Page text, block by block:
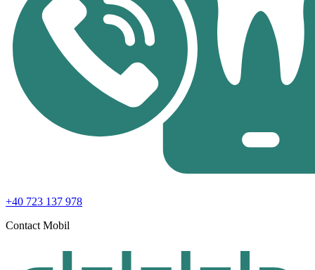
+40 723 137 978
Contact Mobil